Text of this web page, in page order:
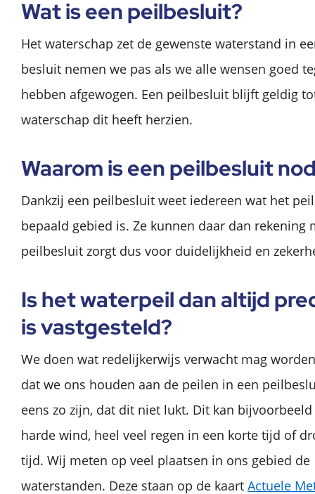
Wat is een peilbesluit?
Het waterschap zet de gewenste waterstand in
besluit nemen we pas als we alle wensen goed
hebben afgewogen. Een peilbesluit blijft geldig
waterschap dit heeft herzien.
Waarom is een peilbesluit
Dankzij een peilbesluit weet iedereen wat het
bepaald gebied is. Ze kunnen daar dan rekening
peilbesluit zorgt dus voor duidelijkheid en
Is het waterpeil dan altijd
is vastgesteld?
We doen wat redelijkerwijs verwacht mag
dat we ons houden aan de peilen in een
eens zo zijn, dat dit niet lukt. Dit kan
harde wind, heel veel regen in een korte tijd of
tijd. Wij meten op veel plaatsen in ons gebied de
waterstanden. Deze staan op de kaart Actuele